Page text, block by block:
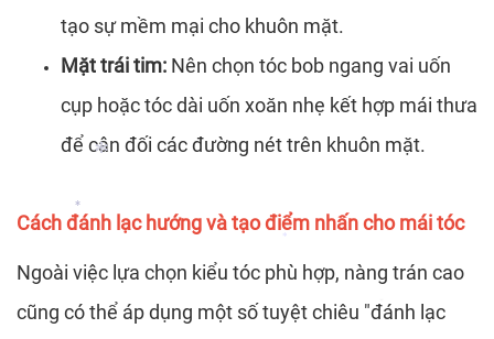
*
*
tạo sự mềm mại cho khuôn mặt.
Mặt trái tim: Nên chọn tóc bob ngang vai uốn
cụp hoặc tóc dài uốn xoăn nhẹ kết hợp mái thưa
để cân đối các đường nét trên khuôn mặt.
Cách đánh lạc hướng và tạo điểm nhấn cho mái tóc
Ngoài việc lựa chọn kiểu tóc phù hợp, nàng trán cao
cũng có thể áp dụng một số tuyệt chiêu "đánh lạc